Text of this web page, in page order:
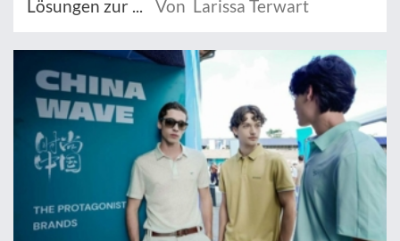
Lösungen zur ...
Von Larissa Terwart